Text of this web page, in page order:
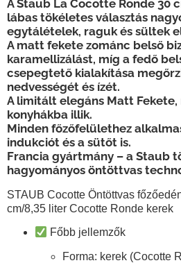
A Staub La Cocotte Ronde 30
lábas tökéletes választás
egytálételek, raguk és sültek
A matt fekete zománc belső
karamellizálást, míg a fedő
csepegtető kialakítása
nedvességét és ízét.
A limitált elegáns Matt
konyhákba illik.
Minden főzőfelülethez
indukciót és a sütőt is.
Francia gyártmány – a Staub
hagyományos öntöttvas
STAUB Cocotte Öntöttvas
cm/8,35 liter Cocotte Ronde kerek
Főbb jellemzők
Forma: kerek (Cocotte